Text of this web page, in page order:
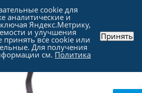
- Компьютерные мыши
cookie для
аналитические и
Яндекс.Метрику,
и улучшения
все cookie или
Для получения
см. Политика
Принять